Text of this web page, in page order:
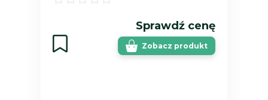
Sprawdź cenę
Zobacz produkt